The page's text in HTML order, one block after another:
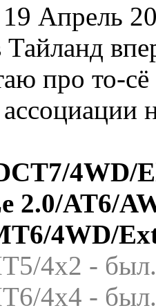
19 Апрель
про то-сё
4WD/
2.0/AT6/
4WD/
4x2 -
4x4 -